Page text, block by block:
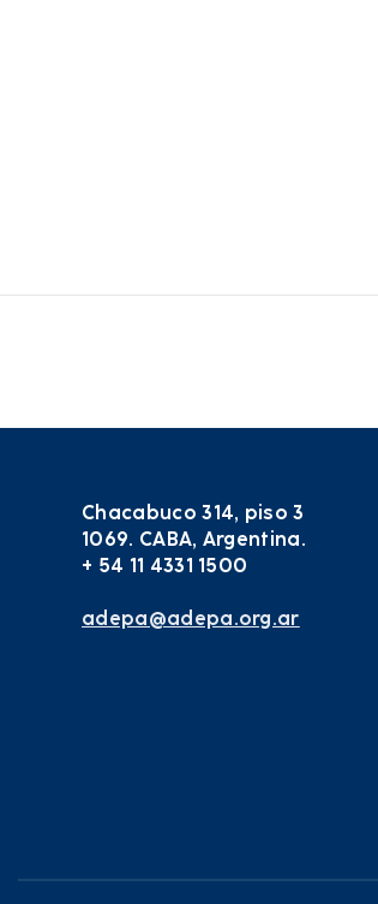
Chacabuco 314, piso 3
1069. CABA, Argentina.
+ 54 11 4331 1500
adepa@adepa.org.ar